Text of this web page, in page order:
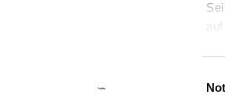
ALO: